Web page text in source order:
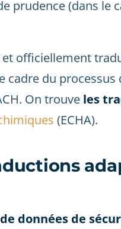
prudence (dans le
officiellement
cadre du processus
On trouve les
(ECHA).
données de